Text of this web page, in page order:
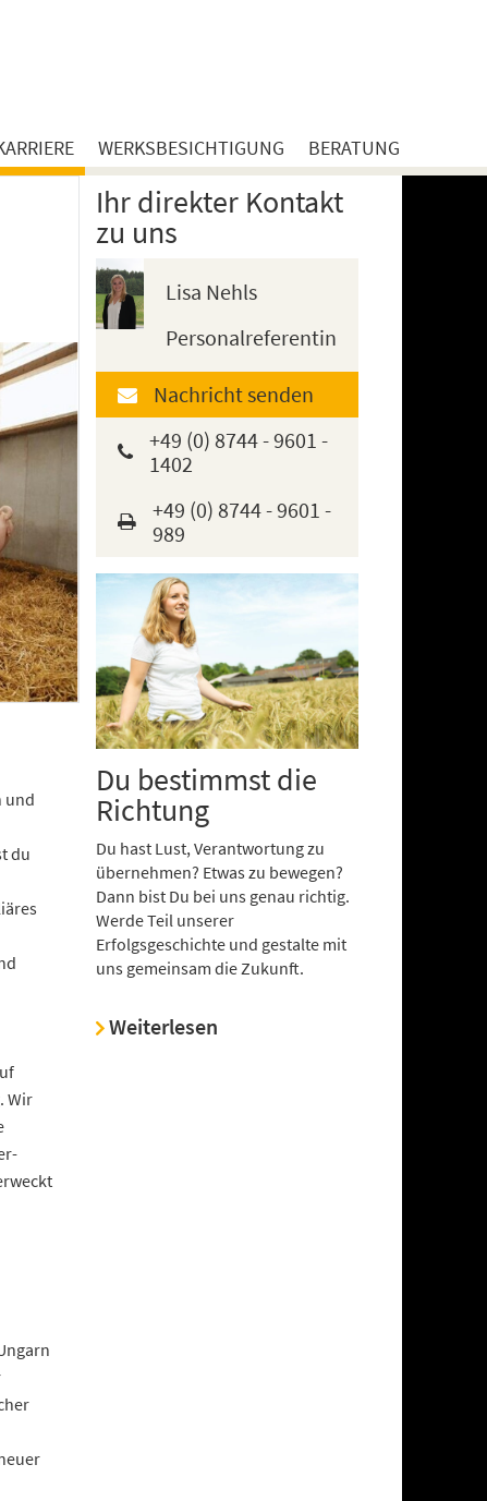
WERKSBESICHTIGUNG BERATUNG
und
du
Wir
Ihr direkter Kontakt
zu uns
Lisa Nehls
Personalreferentin
Nachricht senden
+49 (0) 8744 - 9601 -
1402
+49 (0) 8744 - 9601 -
989
Du bestimmst die
Richtung
Du hast Lust, Verantwortung zu
übernehmen? Etwas zu bewegen?
Dann bist Du bei uns genau richtig.
Werde Teil unserer
Erfolgsgeschichte und gestalte mit
uns gemeinsam die Zukunft.
Weiterlesen